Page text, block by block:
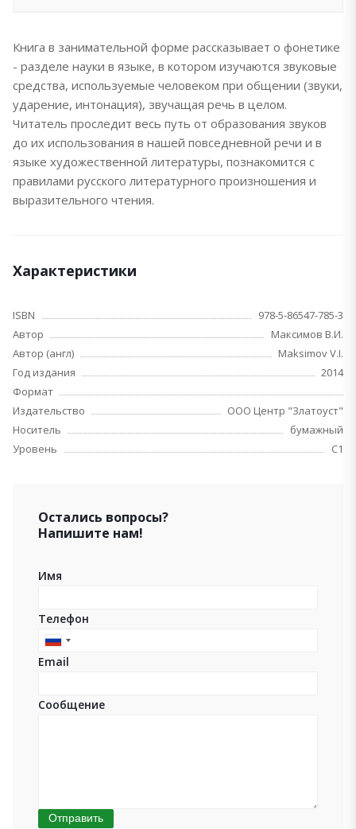
Книга в занимательной форме рассказывает о фонетике
- разделе науки в языке, в котором изучаются звуковые
средства, используемые человеком при общении (звуки,
ударение, интонация), звучащая речь в целом.
Читатель проследит весь путь от образования звуков
до их использования в нашей повседневной речи и в
языке художественной литературы, познакомится с
правилами русского литературного произношения и
выразительного чтения.
Характеристики
ISBN
978-5-86547-785-3
Автор
Максимов В.И.
Автор (англ)
Maksimov V.I.
Год издания
2014
Формат
Издательство
ООО Центр "Златоуст"
Носитель
бумажный
Уровень
C1
Остались вопросы?
Напишите нам!
Имя
Телефон
Russia
+7
Email
Сообщение
Отправить